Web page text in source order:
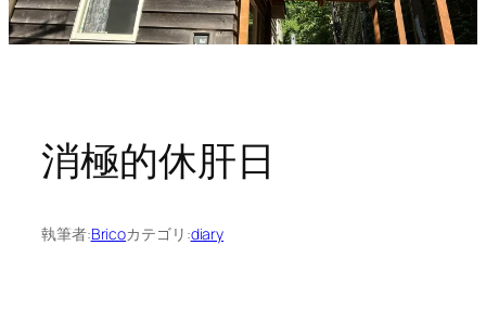
消極的休肝日
執筆者:Bricoカテゴリ:diary